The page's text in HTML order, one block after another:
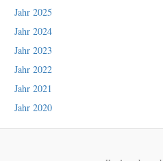
Jahr 2025
Jahr 2024
Jahr 2023
Jahr 2022
Jahr 2021
Jahr 2020